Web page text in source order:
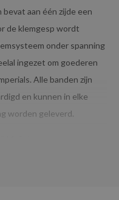
aan één zijde een
de klemgesp wordt
onder spanning
ingezet om goederen
Alle banden zijn
en kunnen in elke
worden geleverd.